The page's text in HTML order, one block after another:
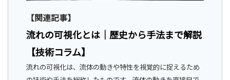
【関連記事】
流れの可視化とは｜歴史から手法まで解説
【技術コラム】
流れの可視化は、流体の動きや特性を視覚的に捉えるため